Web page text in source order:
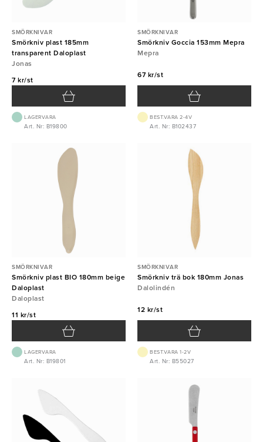
SMÖRKNIVAR
Smörkniv plast 185mm
transparent Daloplast
Jonas
7 kr/st
LAGERVARA
Art. Nr: B19800
SMÖRKNIVAR
Smörkniv Goccia 153mm Mepra
Mepra
67 kr/st
BEST.VARA 2-4V
Art. Nr: B102437
SMÖRKNIVAR
Smörkniv plast BIO 180mm beige
Daloplast
Daloplast
11 kr/st
LAGERVARA
Art. Nr: B19801
SMÖRKNIVAR
Smörkniv trä bok 180mm Jonas
Dalolindén
12 kr/st
BEST.VARA 1-2V
Art. Nr: B55027